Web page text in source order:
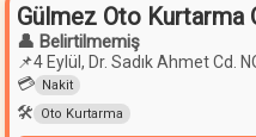
Gülmez Oto Kurtarma
👤 Belirtilmemiş
📌4 Eylül, Dr. Sadık Ahmet Cd.
💳 Nakit
🛠️ Oto Kurtarma